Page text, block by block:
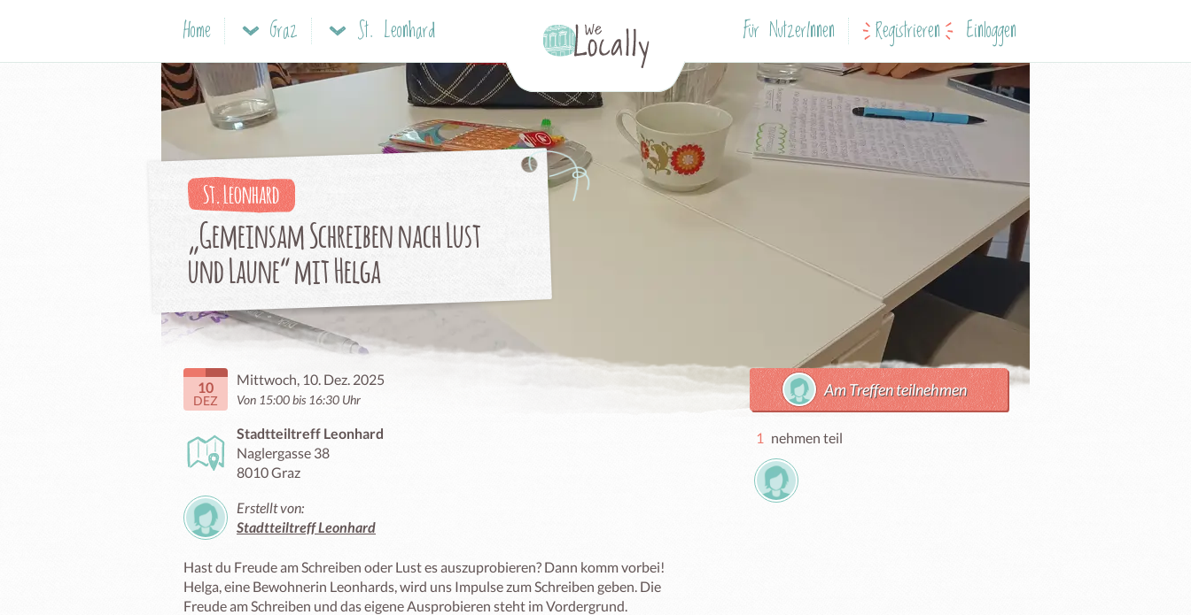
Home Graz St. Leonhard Für NutzerInnen Registrieren Einloggen
St. Leonhard
„Gemeinsam Schreiben nach Lust
und Laune“ mit Helga
10
DEZ
Mittwoch, 10. Dez. 2025
Von 15:00 bis 16:30 Uhr
Stadtteiltreff Leonhard
Naglergasse 38
8010 Graz
Erstellt von:
Stadtteiltreff Leonhard
Hast du Freude am Schreiben oder Lust es auszuprobieren? Dann komm vorbei!
Helga, eine Bewohnerin Leonhards, wird uns Impulse zum Schreiben geben. Die
Freude am Schreiben und das eigene Ausprobieren steht im Vordergrund.
Am Treffen teilnehmen
1 nehmen teil